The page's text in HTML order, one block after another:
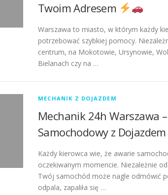
Twoim Adresem
Warszawa to miasto, w którym każdy
potrzebować szybkiej pomocy.
centrum, na Mokotowie, Ursynowie,
Bielanach czy na …
MECHANIK Z DOJAZDEM
Mechanik 24h Warszawa
Samochodowy z
Każdy kierowca wie, że awarie
oczekiwanym momencie. Niezależnie
Twój samochód może nagle odmówić
odpala, zapaliła się …